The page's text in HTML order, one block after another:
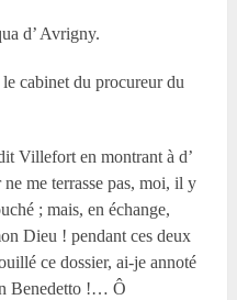
d’ Avrigny.
cabinet du procureur du
Villefort en montrant à d’
me terrasse pas, moi, il y
; mais, en échange,
Dieu ! pendant ces deux
ce dossier, ai-je annoté
Benedetto !… Ô